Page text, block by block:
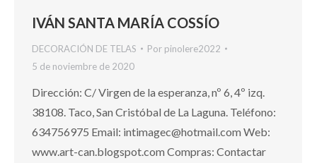
IVÁN SANTA MARÍA COSSÍO
DECORACIÓN DE TELAS Por pinolere2022
5 de noviembre de 2020
Dirección: C/ Virgen de la esperanza, nº 6, 4º izq.
38108. Taco, San Cristóbal de La Laguna. Teléfono:
634756975 Email: intimagec@hotmail.com Web:
www.art-can.blogspot.com Compras: Contactar